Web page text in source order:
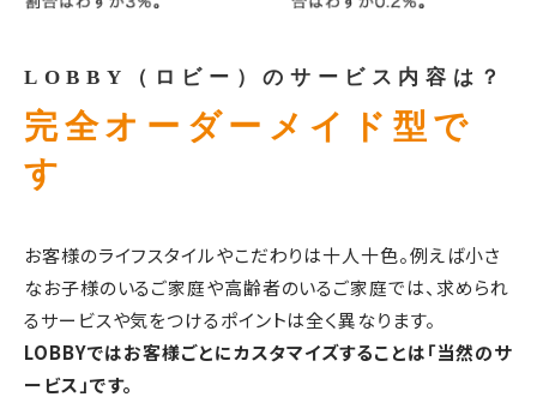
LOBBY（ロビー）のサービス内容は？
完全オーダーメイド型で
す
お客様のライフスタイルやこだわりは十人十色。例えば小さ
なお子様のいるご家庭や高齢者のいるご家庭では、求められ
るサービスや気をつけるポイントは全く異なります。
LOBBYではお客様ごとにカスタマイズすることは「当然のサ
ービス」です。